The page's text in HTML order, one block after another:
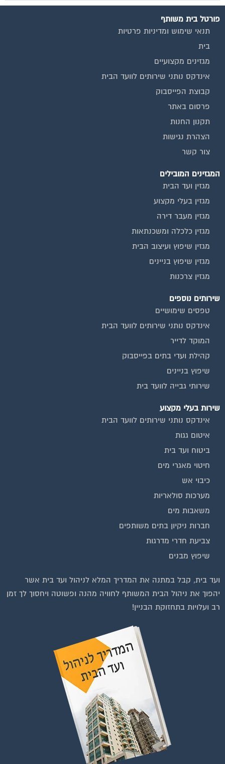
פורטל בית משותף
תנאי שימוש ומדיניות פרטיות
בית
מגזינים מקצועיים
אינדקס נותני שירותים לוועד הבית
קבוצת הפייסבוק
פרסום באתר
תקנון החנות
הצהרת נגישות
צור קשר
המגזינים המובילים
מגזין ועד הבית
מגזין בעלי מקצוע
מגזין מעבר דירה
מגזין כלכלה ומשכנתאות
מגזין שיפוץ ועיצוב הבית
מגזין שיפוץ בניינים
מגזין צרכנות
שירותים נוספים
טפסים שימושיים
אינדקס נותני שירותים לוועד הבית
המוקד לדייר
קהילת ועדי בתים בפייסבוק
שיפוץ בניינים
שירותי גבייה לוועד בית
שירות בעלי מקצוע
אינדקס נותני שירותים לוועד הבית
איטום גגות
ביטוח ועד בית
חיטוי מאגרי מים
כיבוי אש
מערכות סולאריות
משאבות מים
חברות ניקיון בתים משותפים
צביעת חדרי מדרגות
שיפוץ מבנים
ועד בית, קבל במתנה את המדריך המלא לניהול ועד בית אשר
יהפוך את ניהול הבית המשותף לחוויה מהנה ופשוטה ויחסוך לך זמן
רב ועלויות בתחזוקת הבניין!
להצטרפות לחצו על התמונה או על הכפתור ושלחו בקשת הצטרפות בדף
הקבוצה
לחץ למעבר לקבוצה